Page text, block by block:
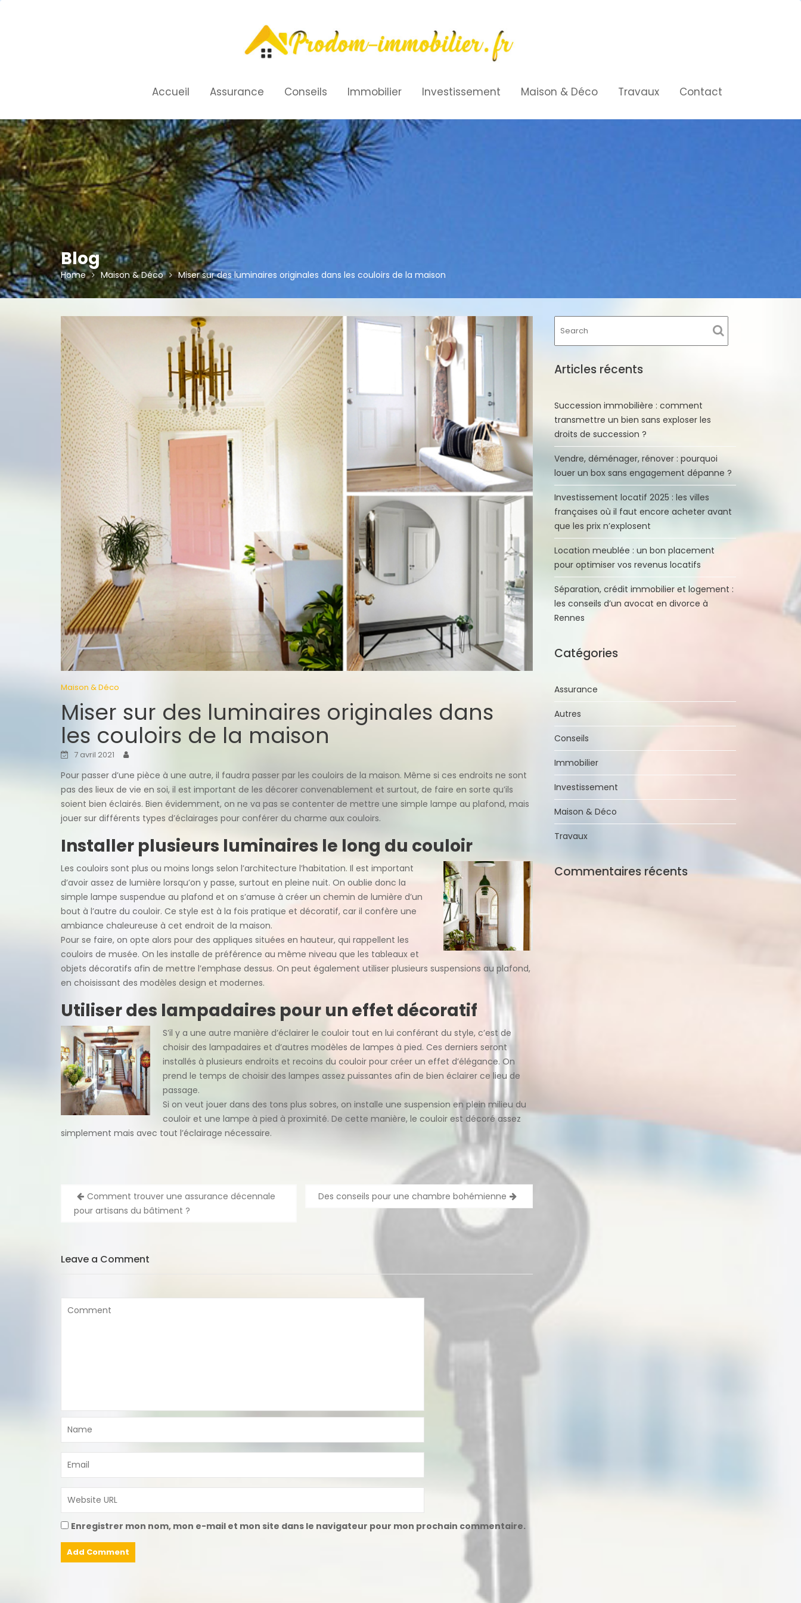
Accueil Assurance Conseils Immobilier Investissement Maison & Déco Travaux Contact
Blog
Home Maison & Déco Miser sur des luminaires originales dans les couloirs de la maison
Maison & Déco
Miser sur des luminaires originales dans
les couloirs de la maison
7 avril 2021
Pour passer d’une pièce à une autre, il faudra passer par les couloirs de la maison. Même si ces endroits ne sont
pas des lieux de vie en soi, il est important de les décorer convenablement et surtout, de faire en sorte qu’ils
soient bien éclairés. Bien évidemment, on ne va pas se contenter de mettre une simple lampe au plafond, mais
jouer sur différents types d’éclairages pour conférer du charme aux couloirs.
Installer plusieurs luminaires le long du couloir
Les couloirs sont plus ou moins longs selon l’architecture l’habitation. Il est important
d’avoir assez de lumière lorsqu’on y passe, surtout en pleine nuit. On oublie donc la
simple lampe suspendue au plafond et on s’amuse à créer un chemin de lumière d’un
bout à l’autre du couloir. Ce style est à la fois pratique et décoratif, car il confère une
ambiance chaleureuse à cet endroit de la maison.
Pour se faire, on opte alors pour des appliques situées en hauteur, qui rappellent les
couloirs de musée. On les installe de préférence au même niveau que les tableaux et
objets décoratifs afin de mettre l’emphase dessus. On peut également utiliser plusieurs suspensions au plafond,
en choisissant des modèles design et modernes.
Utiliser des lampadaires pour un effet décoratif
S’il y a une autre manière d’éclairer le couloir tout en lui conférant du style, c’est de
choisir des lampadaires et d’autres modèles de lampes à pied. Ces derniers seront
installés à plusieurs endroits et recoins du couloir pour créer un effet d’élégance. On
prend le temps de choisir des lampes assez puissantes afin de bien éclairer ce lieu de
passage.
Si on veut jouer dans des tons plus sobres, on installe une suspension en plein milieu du
couloir et une lampe à pied à proximité. De cette manière, le couloir est décoré assez
simplement mais avec tout l’éclairage nécessaire.
Navigation
de
Comment trouver une assurance décennale
pour artisans du bâtiment ?
Des conseils pour une chambre bohémienne
Leave a Comment
Enregistrer mon nom, mon e-mail et mon site dans le navigateur pour mon prochain commentaire.
Articles récents
Succession immobilière : comment
transmettre un bien sans exploser les
droits de succession ?
Vendre, déménager, rénover : pourquoi
louer un box sans engagement dépanne ?
Investissement locatif 2025 : les villes
françaises où il faut encore acheter avant
que les prix n’explosent
Location meublée : un bon placement
pour optimiser vos revenus locatifs
Séparation, crédit immobilier et logement :
les conseils d’un avocat en divorce à
Rennes
Catégories
Assurance
Autres
Conseils
Immobilier
Investissement
Maison & Déco
Travaux
Commentaires récents